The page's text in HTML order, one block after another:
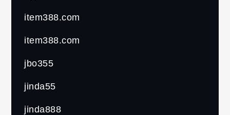
item388.com
item388.com
jbo355
jinda55
jinda888